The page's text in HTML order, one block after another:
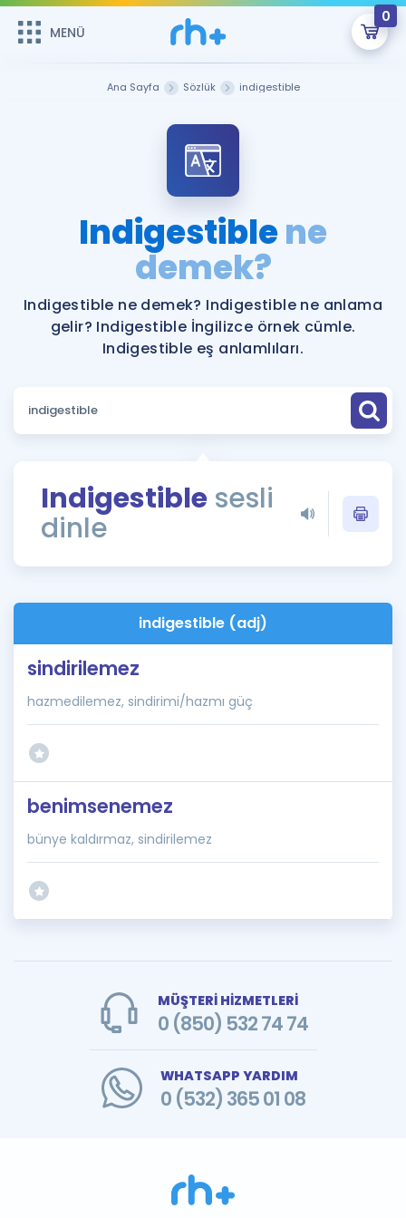
MENÜ
0
Şifremi Hatırlamıyorum
Sepetin Şu An Boş.
Remzi Hoca ile seni sınava hazırlayacak onlarca eğitim seni
bekliyor!
MENÜ
Katılımcı Görüşleri
Faydalı Araçlar
Ücretsiz Kaynaklar
Puan Hesaplama
ÖSYM Sınav Takvimi
Kampanyalar
İngilizce Gramer
İngilizce Gramer
Ana Sayfa Sözlük indigestible
Indigestiblene
demek?
Indigestible ne demek? Indigestible ne anlama
gelir? Indigestible İngilizce örnek cümle.
Indigestible eş anlamlıları.
Indigestible sesli
dinle
indigestible (adj)
sindirilemez
hazmedilemez, sindirimi/hazmı güç
benimsenemez
bünye kaldırmaz, sindirilemez
MÜŞTERİ HİZMETLERİ
0 (850) 532 74 74
WHATSAPP YARDIM
0 (532) 365 01 08